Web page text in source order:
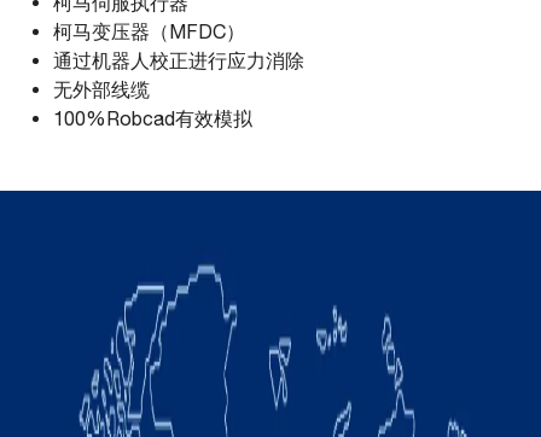
柯马变压器（MFDC）
通过机器人校正进行应力消除
无外部线缆
100%Robcad有效模拟